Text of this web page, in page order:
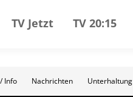
TV Jetzt TV 20:15
Info Nachrichten Unterhaltung